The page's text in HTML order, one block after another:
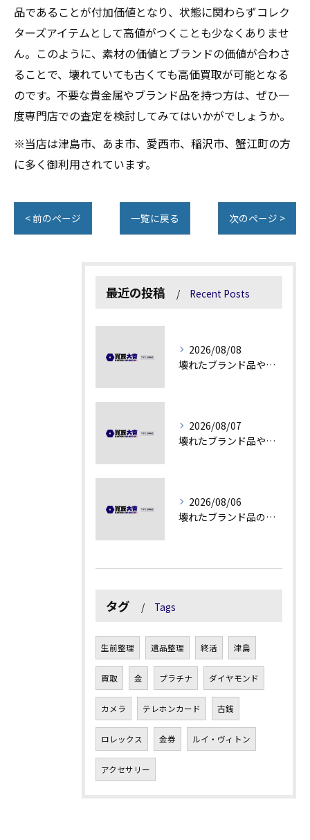
品であることが付加価値となり、状態に関わらずコレク
ターズアイテムとして高値がつくことも少なくありませ
ん。このように、素材の価値とブランドの価値が合わさ
ることで、壊れていても古くても高価買取が可能となる
のです。不要な貴金属やブランド品を持つ方は、ぜひ一
度専門店での査定を検討してみてはいかがでしょうか。
※当店は津島市、あま市、愛西市、稲沢市、蟹江町の方
に多く御利用されています。
< 前のページ 一覧に戻る 次のページ >
最近の投稿 Recent Posts
2026/08/08
壊れたブランド品や汚れアクセサリーの買取価値解説
2026/08/07
壊れたブランド品や古物の価値を見極める秘訣
2026/08/06
壊れたブランド品の価値を見極める技術とは
タグ Tags
生前整理 遺品整理 終活 津島
買取 金 プラチナ ダイヤモンド
カメラ テレホンカード 古銭
ロレックス 金券 ルイ・ヴィトン
アクセサリー